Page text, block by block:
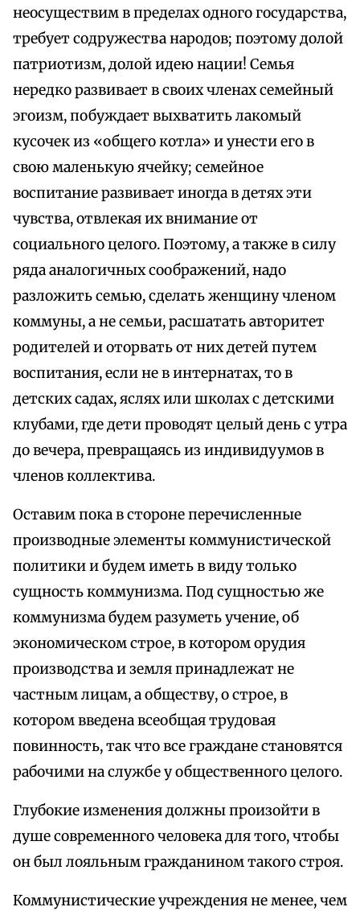
неосуществим в пределах одного государства,
требует содружества народов; поэтому долой
патриотизм, долой идею нации! Семья
нередко развивает в своих членах семейный
эгоизм, побуждает выхватить лакомый
кусочек из «общего котла» и унести его в
свою маленькую ячейку; семейное
воспитание развивает иногда в детях эти
чувства, отвлекая их внимание от
социального целого. Поэтому, а также в силу
ряда аналогичных соображений, надо
разложить семью, сделать женщину членом
коммуны, а не семьи, расшатать авторитет
родителей и оторвать от них детей путем
воспитания, если не в интернатах, то в
детских садах, яслях или школах с детскими
клубами, где дети проводят целый день с утра
до вечера, превращаясь из индивидуумов в
членов коллектива.
Оставим пока в стороне перечисленные
производные элементы коммунистической
политики и будем иметь в виду только
сущность коммунизма. Под сущностью же
коммунизма будем разуметь учение, об
экономическом строе, в котором орудия
производства и земля принадлежат не
частным лицам, а обществу, о строе, в
котором введена всеобщая трудовая
повинность, так что все граждане становятся
рабочими на службе у общественного целого.
Глубокие изменения должны произойти в
душе современного человека для того, чтобы
он был лояльным гражданином такого строя.
Коммунистические учреждения не менее, чем